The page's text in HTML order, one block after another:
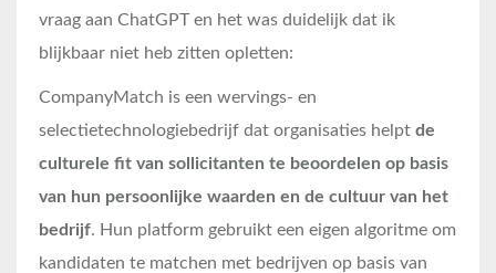
vraag aan ChatGPT en het was duidelijk dat ik
blijkbaar niet heb zitten opletten:
CompanyMatch is een wervings- en
selectietechnologiebedrijf dat organisaties helpt de
culturele fit van sollicitanten te beoordelen op basis
van hun persoonlijke waarden en de cultuur van het
bedrijf. Hun platform gebruikt een eigen algoritme om
kandidaten te matchen met bedrijven op basis van